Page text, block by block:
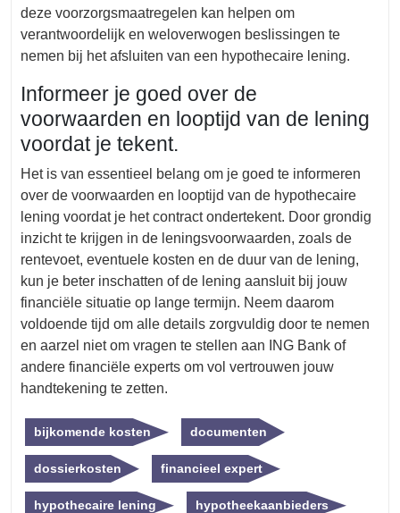
deze voorzorgsmaatregelen kan helpen om
verantwoordelijk en weloverwogen beslissingen te
nemen bij het afsluiten van een hypothecaire lening.
Informeer je goed over de
voorwaarden en looptijd van de lening
voordat je tekent.
Het is van essentieel belang om je goed te informeren
over de voorwaarden en looptijd van de hypothecaire
lening voordat je het contract ondertekent. Door grondig
inzicht te krijgen in de leningsvoorwaarden, zoals de
rentevoet, eventuele kosten en de duur van de lening,
kun je beter inschatten of de lening aansluit bij jouw
financiële situatie op lange termijn. Neem daarom
voldoende tijd om alle details zorgvuldig door te nemen
en aarzel niet om vragen te stellen aan ING Bank of
andere financiële experts om vol vertrouwen jouw
handtekening te zetten.
bijkomende kosten documenten
dossierkosten financieel expert
hypothecaire lening hypotheekaanbieders